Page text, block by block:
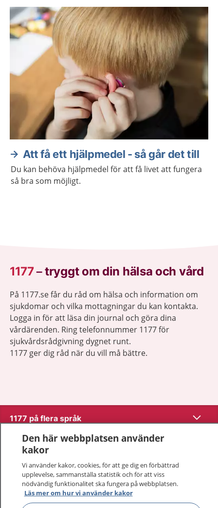
Att få ett hjälpmedel - så går det till
Du kan behöva hjälpmedel för att få livet att fungera
så bra som möjligt.
1177–tryggt om din hälsa och vård
På 1177.se får du råd om hälsa och information om
sjukdomar och vilka mottagningar du kan kontakta.
Logga in för att läsa din journal och göra dina
vårdärenden. Ring telefonnummer 1177 för
sjukvårdsrådgivning dygnet runt.
1177 ger dig råd när du vill må bättre.
1177 på flera språk Visa
Om 1177
Kontakt
Behandling av personuppgifter
Den här webbplatsen använder
kakor
Vi använder kakor, cookies, för att ge dig en förbättrad
upplevelse, sammanställa statistik och för att viss
nödvändig funktionalitet ska fungera på webbplatsen.
Läs mer om hur vi använder kakor